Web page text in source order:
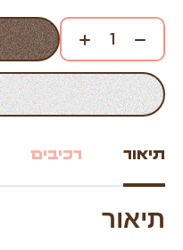
תיאור רכיבים
תיאור